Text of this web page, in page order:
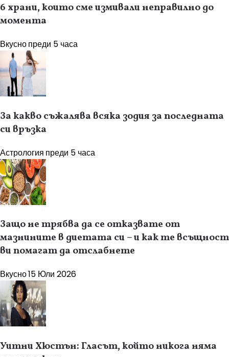
6 храни, които сме измивали неправилно до
момента
Вкуснопреди 5 часа
За какво съжалява всяка зодия за последната
си връзка
Астрология преди 5 часа
Защо не трябва да се отказвате от
мазнините в диетата си – и как те всъщност
ви помагат да отслабнете
Вкусно15 Юли 2026
Уитни Хюстън: Гласът, който никога няма